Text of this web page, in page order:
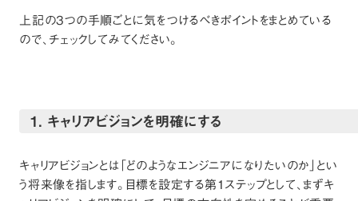
上記の3つの手順ごとに気をつけるべきポイントをまとめている
ので、チェックしてみてください。
1. キャリアビジョンを明確にする
キャリアビジョンとは「どのようなエンジニアになりたいのか」とい
う将来像を指します。目標を設定する第1ステップとして、まずキ